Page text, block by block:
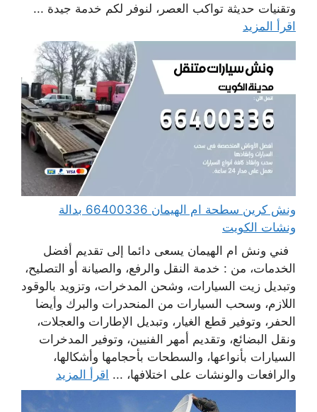
وتقنيات حديثة تواكب العصر، لنوفر لكم خدمة جيدة ...
اقرأ المزيد
ونش كرين سطحة ام الهيمان 66400336 بدالة
ونشات الكويت
فني ونش ام الهيمان يسعى دائما إلى تقديم أفضل
الخدمات، من : خدمة النقل والرفع، والصيانة أو التصليح،
وتبديل زيت السيارات، وشحن المدخرات، وتزويد بالوقود
اللازم، وسحب السيارات من المنحدرات والبرك وأيضا
الحفر، وتوفير قطع الغيار، وتبديل الإطارات والعجلات،
ونقل البضائع، وتقديم أمهر الفنيين، وتوفير المدخرات
السيارات بأنواعها، والسطحات بأحجامها وأشكالها،
والرافعات والونشات على اختلافها، ... اقرأ المزيد